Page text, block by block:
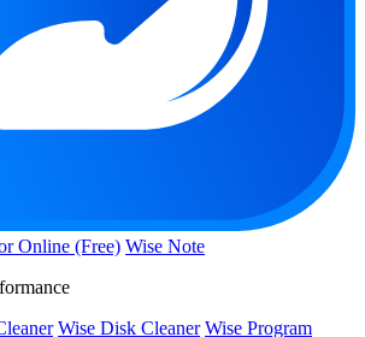
Online (Free) Wise Note
Wise Disk Cleaner Wise Program